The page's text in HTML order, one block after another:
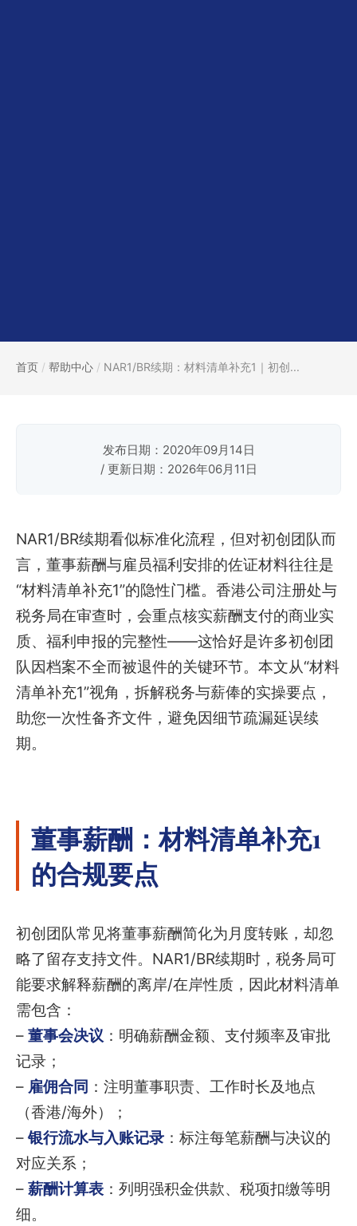
首页 / 帮助中心 / NAR1/BR续期：材料清单补充1｜初创...
发布日期：2020年09月14日
/ 更新日期：2026年06月11日
NAR1/BR续期看似标准化流程，但对初创团队而
言，董事薪酬与雇员福利安排的佐证材料往往是
“材料清单补充1”的隐性门槛。香港公司注册处与
税务局在审查时，会重点核实薪酬支付的商业实
质、福利申报的完整性——这恰好是许多初创团
队因档案不全而被退件的关键环节。本文从“材料
清单补充1”视角，拆解税务与薪俸的实操要点，
助您一次性备齐文件，避免因细节疏漏延误续
期。
董事薪酬：材料清单补充1
的合规要点
初创团队常见将董事薪酬简化为月度转账，却忽
略了留存支持文件。NAR1/BR续期时，税务局可
能要求解释薪酬的离岸/在岸性质，因此材料清单
需包含：
– 董事会决议 ：明确薪酬金额、支付频率及审批
记录；
– 雇佣合同 ：注明董事职责、工作时长及地点
（香港/海外）；
–银行流水与入账记录 ：标注每笔薪酬与决议的
对应关系；
– 薪酬计算表 ：列明强积金供款、税项扣缴等明
细。